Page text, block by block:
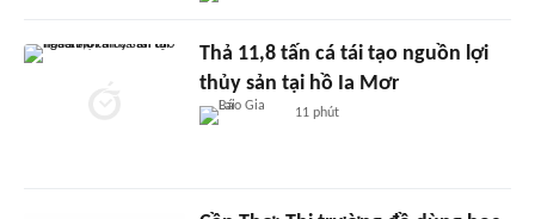
Thả 11,8 tấn cá tái tạo nguồn lợi
thủy sản tại hồ Ia Mơr
11 phút